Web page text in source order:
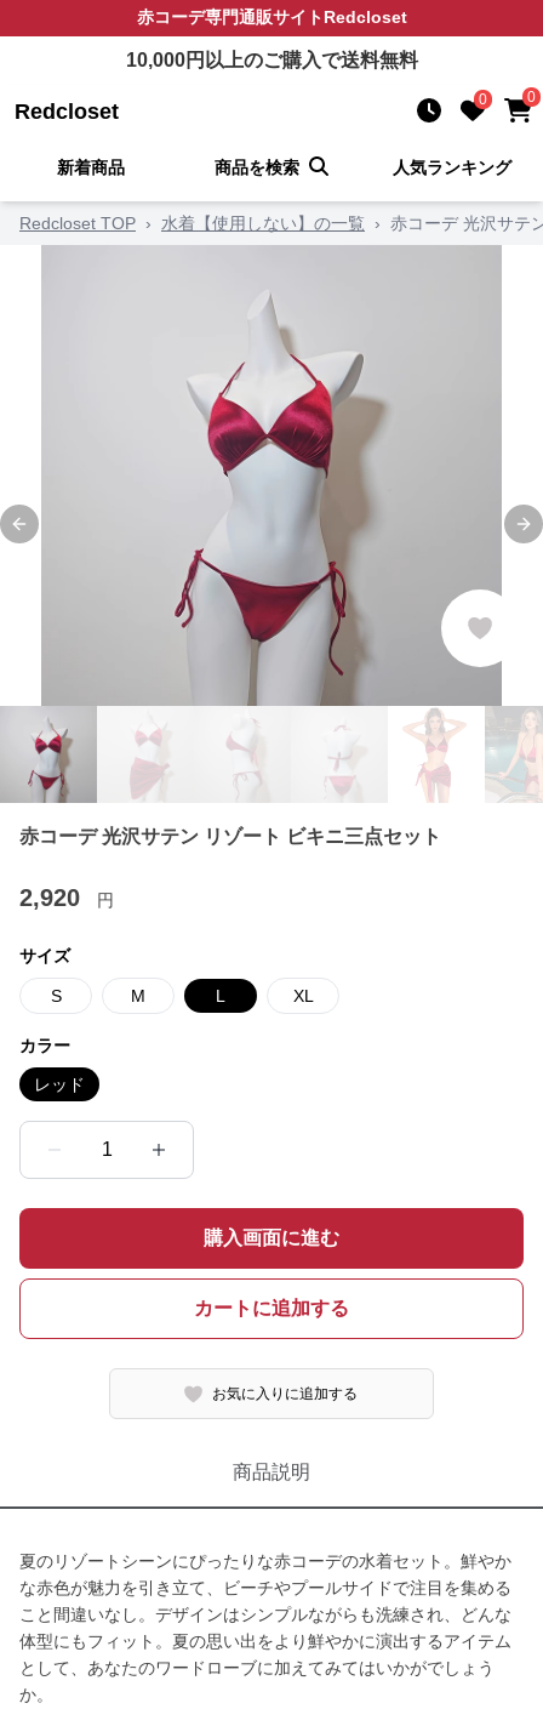
赤コーデ専門通販サイトRedcloset
10,000円以上のご購入で送料無料
Redcloset 0 0
新着商品 商品を検索 人気ランキング
Redcloset TOP › 水着【使用しない】の一覧 › 赤コーデ 光沢サテ
Previous slide
赤コーデ 光沢サテン リゾート ビキニ三点セット
2,920 円
サイズ
S M L XL
カラー
レッド
1
購入画面に進む
カートに追加する
お気に入りに追加する
商品説明
夏のリゾートシーンにぴったりな赤コーデの水着セット。鮮やか
な赤色が魅力を引き立て、ビーチやプールサイドで注目を集める
こと間違いなし。デザインはシンプルながらも洗練され、どんな
体型にもフィット。夏の思い出をより鮮やかに演出するアイテム
として、あなたのワードローブに加えてみてはいかがでしょう
か。